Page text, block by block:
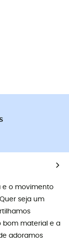
e o movimento
seja um
bom material e a
adoramos